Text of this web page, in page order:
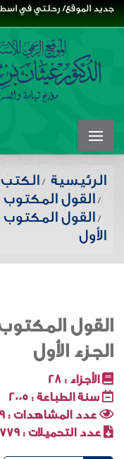
جديد الموقع/ رحلتي في
الرئيسية
الكتب
القول
القول المكتوب
الأول
القول
الجزء الأول
الأجزاء : 28
سنة الطباعة : 2005
عدد المشاهدات :
عدد التحميلات :